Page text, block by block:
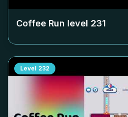
Coffee Run level 231
Level 232